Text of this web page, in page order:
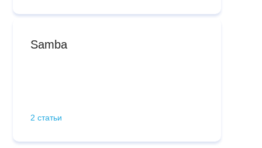
Samba
2 статьи